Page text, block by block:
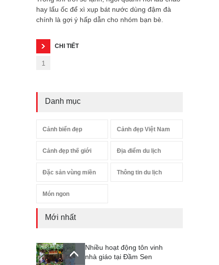
hay lẩu ốc để xì xụp bát nước dùng đậm đà
chính là gợi ý hấp dẫn cho nhóm bạn bè.
CHI TIẾT
1
Danh mục
Cảnh biển đẹp Cảnh đẹp Việt Nam
Cảnh đẹp thế giới Địa điểm du lịch
Đặc sản vùng miền Thông tin du lịch
Món ngon
Mới nhất
Nhiều hoạt động tôn vinh
nhà giáo tại Đầm Sen